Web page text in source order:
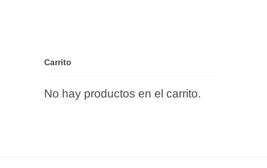
Carrito
No hay productos en el carrito.